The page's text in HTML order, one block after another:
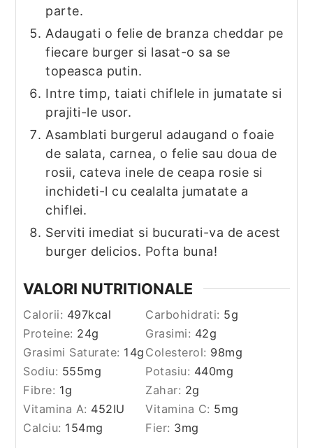
parte.
Adaugati o felie de branza cheddar pe
fiecare burger si lasat-o sa se
topeasca putin.
Intre timp, taiati chiflele in jumatate si
prajiti-le usor.
Asamblati burgerul adaugand o foaie
de salata, carnea, o felie sau doua de
rosii, cateva inele de ceapa rosie si
inchideti-l cu cealalta jumatate a
chiflei.
Serviti imediat si bucurati-va de acest
burger delicios. Pofta buna!
VALORI NUTRITIONALE
Calorii: 497kcal Carbohidrati: 5g
Proteine: 24g Grasimi: 42g
Grasimi Saturate: 14g Colesterol: 98mg
Sodiu: 555mg Potasiu: 440mg
Fibre: 1g Zahar: 2g
Vitamina A: 452IU Vitamina C: 5mg
Calciu: 154mg Fier: 3mg